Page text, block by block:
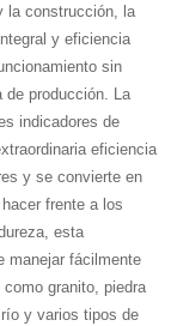
la construcción, la
y eficiencia
sin
de producción. La
indicadores de
eficiencia
y se convierte en
frente a los
esta
manejar fácilmente
granito, piedra
y varios tipos de